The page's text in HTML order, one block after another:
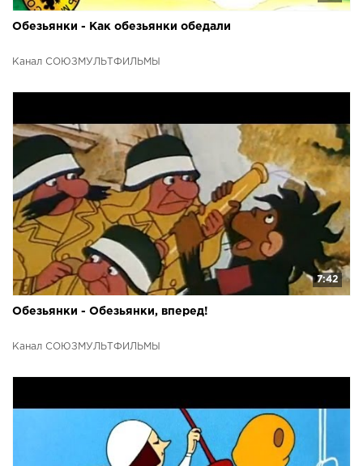
Обезьянки - Как обезьянки обедали
Канал СОЮЗМУЛЬТФИЛЬМЫ
7:42
Обезьянки - Обезьянки, вперед!
Канал СОЮЗМУЛЬТФИЛЬМЫ